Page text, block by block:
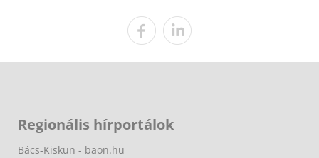
Regionális hírportálok
Bács-Kiskun - baon.hu